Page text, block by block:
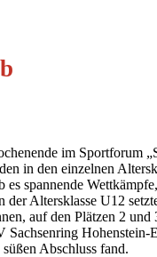
im
in den einzelnen
spannende
Altersklasse U12
auf den Plätzen 2
Abschluss fand.